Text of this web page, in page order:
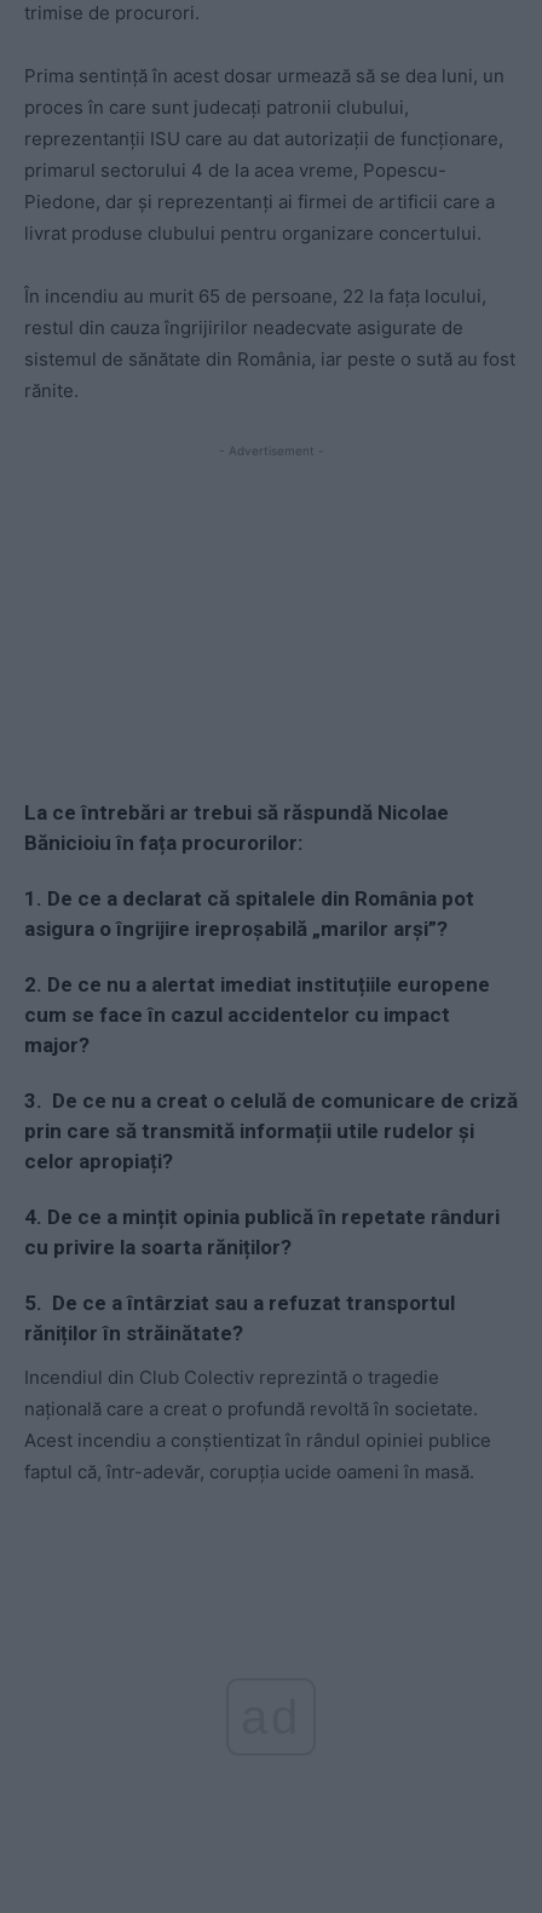
trimise de procurori.
Prima sentință în acest dosar urmează să se dea luni, un
proces în care sunt judecați patronii clubului,
reprezentanții ISU care au dat autorizații de funcționare,
primarul sectorului 4 de la acea vreme, Popescu-
Piedone, dar și reprezentanți ai firmei de artificii care a
livrat produse clubului pentru organizare concertului.
În incendiu au murit 65 de persoane, 22 la fața locului,
restul din cauza îngrijirilor neadecvate asigurate de
sistemul de sănătate din România, iar peste o sută au fost
rănite.
- Advertisement -
La ce întrebări ar trebui să răspundă Nicolae
Bănicioiu în fața procurorilor:
1. De ce a declarat că spitalele din România pot
asigura o îngrijire ireproșabilă „marilor arși”?
2. De ce nu a alertat imediat instituțiile europene
cum se face în cazul accidentelor cu impact
major?
3. De ce nu a creat o celulă de comunicare de criză
prin care să transmită informații utile rudelor și
celor apropiați?
4. De ce a mințit opinia publică în repetate rânduri
cu privire la soarta răniților?
5. De ce a întârziat sau a refuzat transportul
răniților în străinătate?
Incendiul din Club Colectiv reprezintă o tragedie
națională care a creat o profundă revoltă în societate.
Acest incendiu a conștientizat în rândul opiniei publice
faptul că, într-adevăr, corupția ucide oameni în masă.